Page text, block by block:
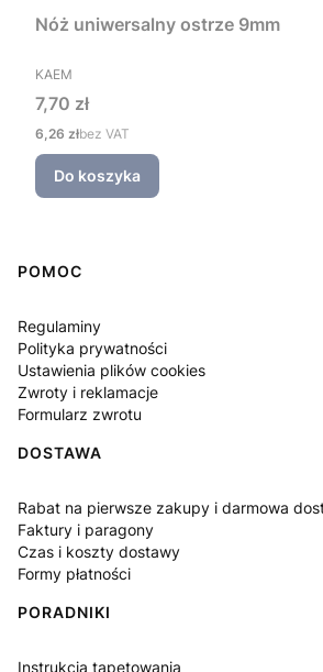
Nóż uniwersalny ostrze 9mm
PRODUCENT
KAEM
Cena
7,70 zł
Cena
6,26 złbez VAT
Do koszyka
Linki w stopce
POMOC
Regulaminy
Polityka prywatności
Ustawienia plików cookies
Zwroty i reklamacje
Formularz zwrotu
DOSTAWA
Rabat na pierwsze zakupy i darmowa
Faktury i paragony
Czas i koszty dostawy
Formy płatności
PORADNIKI
Instrukcja tapetowania